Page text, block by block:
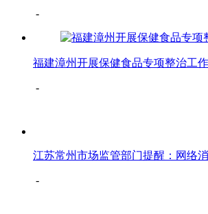
-
福建漳州开展保健食品专项整治工作
-
江苏常州市场监管部门提醒：网络
-